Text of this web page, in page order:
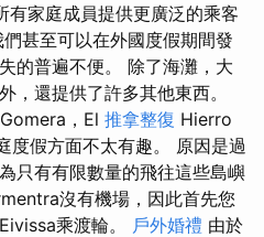
有家庭成員提供更廣泛的乘客
甚至可以在外國度假期間發
的普遍不便。 除了海灘，大
，還提供了許多其他東西。
Gomera，El 推拿整復 Hierro
度假方面不太有趣。 原因是過
只有有限數量的飛往這些島嶼
沒有機場，因此首先您
乘渡輪。 戶外婚禮 由於